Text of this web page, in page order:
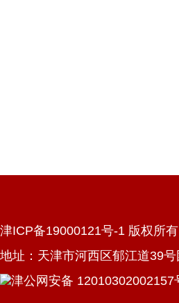
津ICP备19000121号-1 版权所
地址：天津市河西区郁江道39
津公网安备 12010302002157